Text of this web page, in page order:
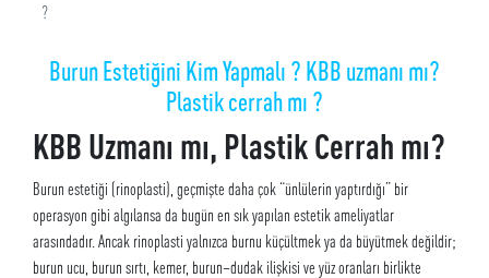
?
Burun Estetiğini Kim Yapmalı ? KBB uzmanı mı?
Plastik cerrah mı ?
KBB Uzmanı mı, Plastik Cerrah mı?
Burun estetiği (rinoplasti), geçmişte daha çok “ünlülerin yaptırdığı” bir
operasyon gibi algılansa da bugün en sık yapılan estetik ameliyatlar
arasındadır. Ancak rinoplasti yalnızca burnu küçültmek ya da büyütmek değildir;
burun ucu, burun sırtı, kemer, burun–dudak ilişkisi ve yüz oranları birlikte